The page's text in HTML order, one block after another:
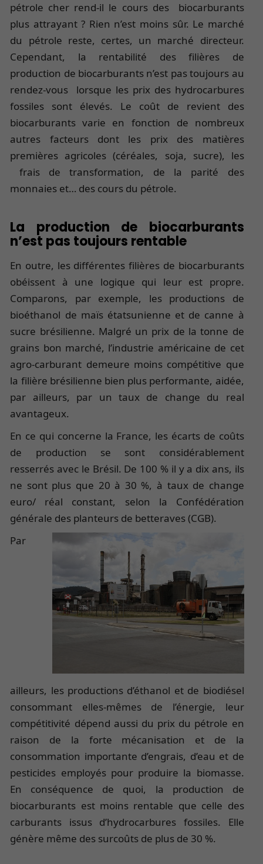
pétrole cher rend-il le cours des biocarburants
plus attrayant ? Rien n’est moins sûr. Le marché
du pétrole reste, certes, un marché directeur.
Cependant, la rentabilité des filières de
production de biocarburants n’est pas toujours au
rendez-vous lorsque les prix des hydrocarbures
fossiles sont élevés. Le coût de revient des
biocarburants varie en fonction de nombreux
autres facteurs dont les prix des matières
premières agricoles (céréales, soja, sucre), les
frais de transformation, de la parité des
monnaies et… des cours du pétrole.
La production de biocarburants
n’est pas toujours rentable
En outre, les différentes filières de biocarburants
obéissent à une logique qui leur est propre.
Comparons, par exemple, les productions de
bioéthanol de maïs étatsunienne et de canne à
sucre brésilienne. Malgré un prix de la tonne de
grains bon marché, l’industrie américaine de cet
agro-carburant demeure moins compétitive que
la filière brésilienne bien plus performante, aidée,
par ailleurs, par un taux de change du real
avantageux.
En ce qui concerne la France, les écarts de coûts
de production se sont considérablement
resserrés avec le Brésil. De 100 % il y a dix ans, ils
ne sont plus que 20 à 30 %, à taux de change
euro/ réal constant, selon la Confédération
générale des planteurs de betteraves (CGB).
Par
ailleurs, les productions d’éthanol et de biodiésel
consommant elles-mêmes de l’énergie, leur
compétitivité dépend aussi du prix du pétrole en
raison de la forte mécanisation et de la
consommation importante d’engrais, d’eau et de
pesticides employés pour produire la biomasse.
En conséquence de quoi, la production de
biocarburants est moins rentable que celle des
carburants issus d’hydrocarbures fossiles. Elle
génère même des surcoûts de plus de 30 %.